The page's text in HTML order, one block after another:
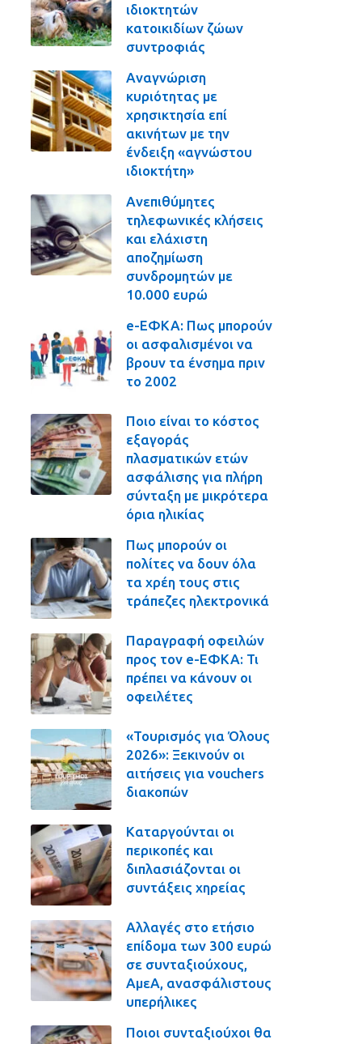
ιδιοκτητών
κατοικιδίων ζώων
συντροφιάς
Αναγνώριση
κυριότητας με
χρησικτησία επί
ακινήτων με την
ένδειξη «αγνώστου
ιδιοκτήτη»
Ανεπιθύμητες
τηλεφωνικές κλήσεις
και ελάχιστη
αποζημίωση
συνδρομητών με
10.000 ευρώ
e-ΕΦΚΑ: Πως μπορούν
οι ασφαλισμένοι να
βρουν τα ένσημα πριν
το 2002
Ποιο είναι το κόστος
εξαγοράς
πλασματικών ετών
ασφάλισης για πλήρη
σύνταξη με μικρότερα
όρια ηλικίας
Πως μπορούν οι
πολίτες να δουν όλα
τα χρέη τους στις
τράπεζες ηλεκτρονικά
Παραγραφή οφειλών
προς τον e-ΕΦΚΑ: Τι
πρέπει να κάνουν οι
οφειλέτες
«Τουρισμός για Όλους
2026»: Ξεκινούν οι
αιτήσεις για vouchers
διακοπών
Καταργούνται οι
περικοπές και
διπλασιάζονται οι
συντάξεις χηρείας
Αλλαγές στο ετήσιο
επίδομα των 300 ευρώ
σε συνταξιούχους,
ΑμεΑ, ανασφάλιστους
υπερήλικες
Ποιοι συνταξιούχοι θα